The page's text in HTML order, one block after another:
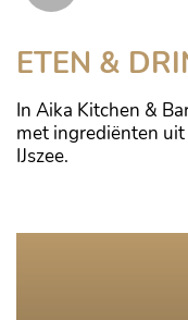
Pak de ski’s en
ETEN &
In Aika Kitchen &
met ingrediënten
IJszee.